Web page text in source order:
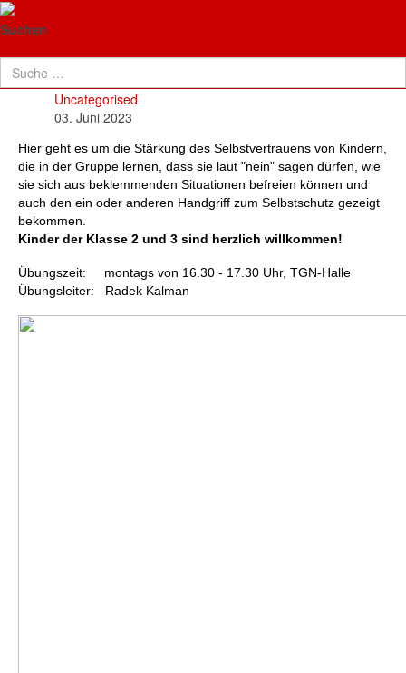
Suchen
Selbstbehauptung Kids
Details
Uncategorised
03. Juni 2023
Hier geht es um die Stärkung des Selbstvertrauens von Kindern,
die in der Gruppe lernen, dass sie laut "nein" sagen dürfen, wie
sie sich aus beklemmenden Situationen befreien können und
auch den ein oder anderen Handgriff zum Selbstschutz gezeigt
bekommen.
Kinder der Klasse 2 und 3 sind herzlich willkommen!
Übungszeit: montags von 16.30 - 17.30 Uhr, TGN-Halle
Übungsleiter: Radek Kalman